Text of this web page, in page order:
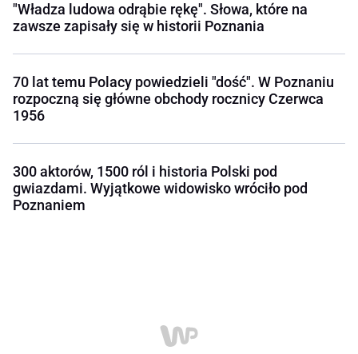
"Władza ludowa odrąbie rękę". Słowa, które na
zawsze zapisały się w historii Poznania
70 lat temu Polacy powiedzieli "dość". W Poznaniu
rozpoczną się główne obchody rocznicy Czerwca
1956
300 aktorów, 1500 ról i historia Polski pod
gwiazdami. Wyjątkowe widowisko wróciło pod
Poznaniem